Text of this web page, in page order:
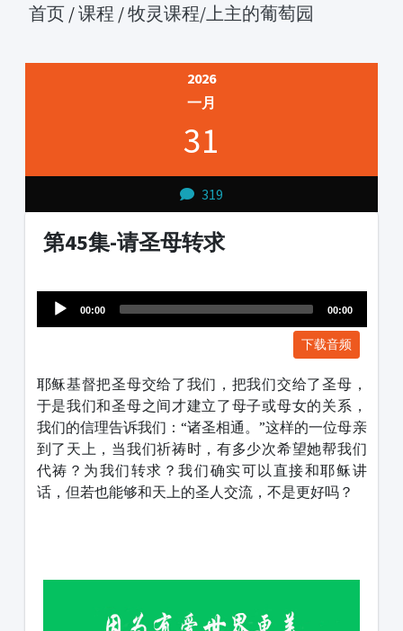
首页 /课程 /牧灵课程/上主的葡萄园
2026
一月
31
319
第45集-请圣母转求
Player
00:00 00:00
下载音频
耶稣基督把圣母交给了我们，把我们交给了圣母，
于是我们和圣母之间才建立了母子或母女的关系，
我们的信理告诉我们：“诸圣相通。”这样的一位母亲
到了天上，当我们祈祷时，有多少次希望她帮我们
代祷？为我们转求？我们确实可以直接和耶稣讲
话，但若也能够和天上的圣人交流，不是更好吗？